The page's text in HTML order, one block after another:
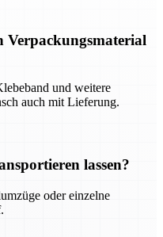
Verpackungsmaterial
und weitere
auch mit Lieferung.
lassen?
oder einzelne